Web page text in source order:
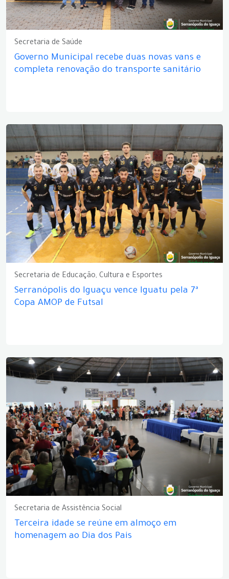
Secretaria de Saúde
Governo Municipal recebe duas novas vans e
completa renovação do transporte sanitário
Secretaria de Educação, Cultura e Esportes
Serranópolis do Iguaçu vence Iguatu pela 7ª
Copa AMOP de Futsal
Secretaria de Assistência Social
Terceira idade se reúne em almoço em
homenagem ao Dia dos Pais